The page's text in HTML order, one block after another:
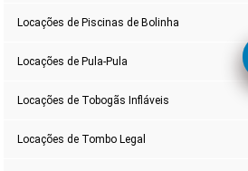
Locações de Piscinas de Bolinha
Locações de Pula-Pula
Locações de Tobogãs Infláveis
Locações de Tombo Legal